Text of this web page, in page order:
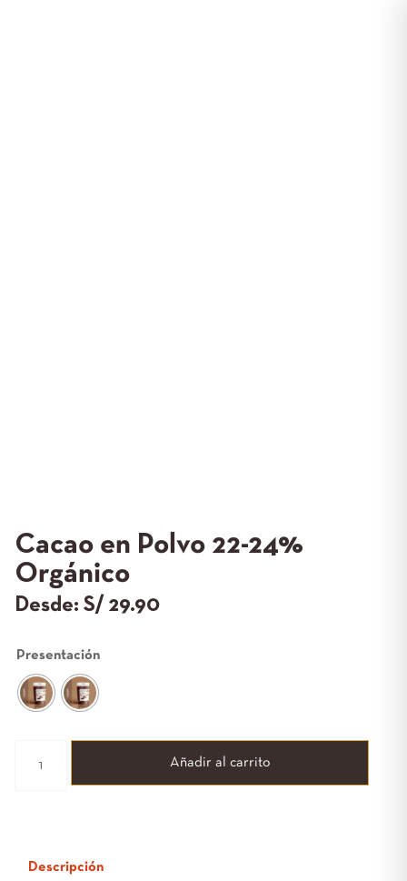
Cacao en Polvo 22-24%
Orgánico
Desde: S/ 29.90
Presentación
Añadir al carrito
Descripción